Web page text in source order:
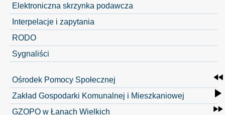
Elektroniczna skrzynka podawcza
Interpelacje i zapytania
RODO
Sygnaliści
Ośrodek Pomocy Społecznej
Zakład Gospodarki Komunalnej i Mieszkaniowej
GZOPO w Łanach Wielkich